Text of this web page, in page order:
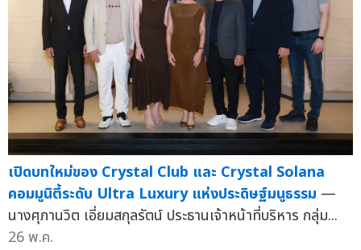
เปิดบทใหม่ของ Crystal Club และ Crystal Solana
คอมมูนิตี้ระดับ Ultra Luxury แห่งประดิษฐ์มนูธรรม —
นางศุภานวิต เอี่ยมสกุลรัตน์ ประธานเจ้าหน้าที่บริหาร กลุ่ม...
26 พ.ค.